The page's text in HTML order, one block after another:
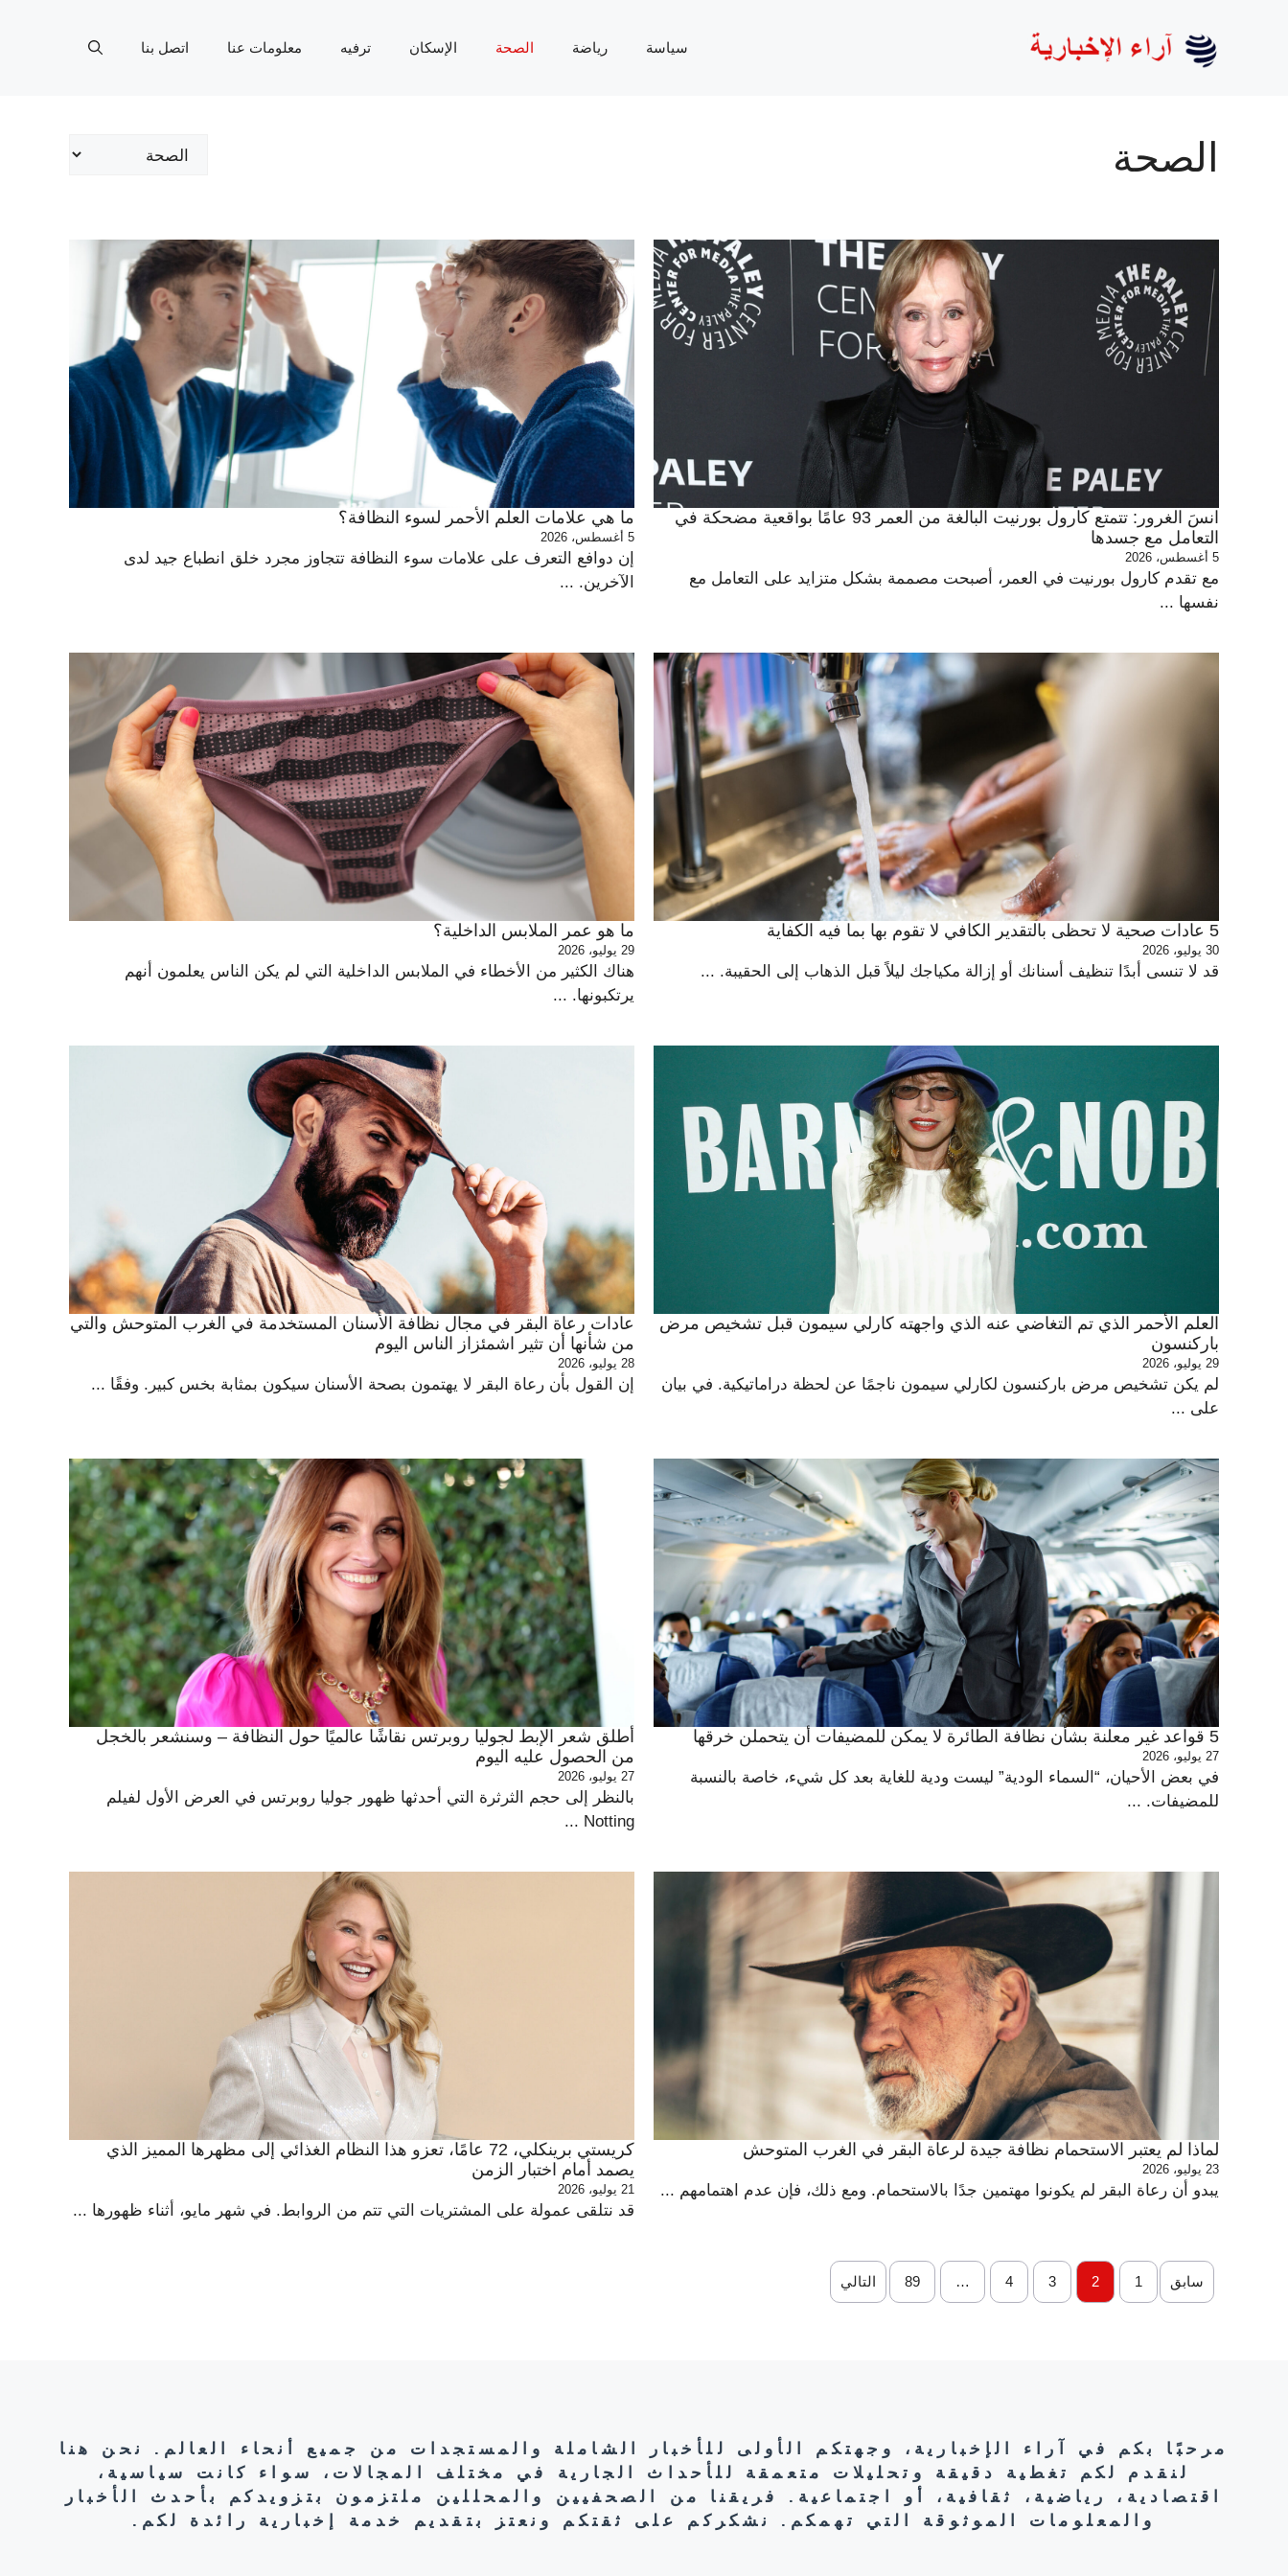
سياسة رياضة الصحة الإسكان ترفيه معلومات عنا اتصل بنا
الصحة تصنيفات
انسَ الغرور: تتمتع كارول بورنيت البالغة من العمر 93 عامًا بواقعية مضحكة في
التعامل مع جسدها
5 أغسطس، 2026
مع تقدم كارول بورنيت في العمر، أصبحت مصممة بشكل متزايد على التعامل مع
نفسها ...
ما هي علامات العلم الأحمر لسوء النظافة؟
5 أغسطس، 2026
إن دوافع التعرف على علامات سوء النظافة تتجاوز مجرد خلق انطباع جيد لدى
الآخرين. ...
5 عادات صحية لا تحظى بالتقدير الكافي لا تقوم بها بما فيه الكفاية
30 يوليو، 2026
قد لا تنسى أبدًا تنظيف أسنانك أو إزالة مكياجك ليلاً قبل الذهاب إلى الحقيبة. ...
ما هو عمر الملابس الداخلية؟
29 يوليو، 2026
هناك الكثير من الأخطاء في الملابس الداخلية التي لم يكن الناس يعلمون أنهم
يرتكبونها. ...
العلم الأحمر الذي تم التغاضي عنه الذي واجهته كارلي سيمون قبل تشخيص مرض
باركنسون
29 يوليو، 2026
لم يكن تشخيص مرض باركنسون لكارلي سيمون ناجمًا عن لحظة دراماتيكية. في بيان
على ...
عادات رعاة البقر في مجال نظافة الأسنان المستخدمة في الغرب المتوحش والتي
من شأنها أن تثير اشمئزاز الناس اليوم
28 يوليو، 2026
إن القول بأن رعاة البقر لا يهتمون بصحة الأسنان سيكون بمثابة بخس كبير. وفقًا ...
5 قواعد غير معلنة بشأن نظافة الطائرة لا يمكن للمضيفات أن يتحملن خرقها
27 يوليو، 2026
في بعض الأحيان، “السماء الودية” ليست ودية للغاية بعد كل شيء، خاصة بالنسبة
للمضيفات. ...
أطلق شعر الإبط لجوليا روبرتس نقاشًا عالميًا حول النظافة – وسنشعر بالخجل
من الحصول عليه اليوم
27 يوليو، 2026
بالنظر إلى حجم الثرثرة التي أحدثها ظهور جوليا روبرتس في العرض الأول لفيلم
Notting ...
لماذا لم يعتبر الاستحمام نظافة جيدة لرعاة البقر في الغرب المتوحش
23 يوليو، 2026
يبدو أن رعاة البقر لم يكونوا مهتمين جدًا بالاستحمام. ومع ذلك، فإن عدم اهتمامهم ...
كريستي برينكلي، 72 عامًا، تعزو هذا النظام الغذائي إلى مظهرها المميز الذي
يصمد أمام اختبار الزمن
21 يوليو، 2026
قد نتلقى عمولة على المشتريات التي تتم من الروابط. في شهر مايو، أثناء ظهورها ...
سابق 1
2
3
4
…
89 التالي
مرحبًا بكم في آراء الإخبارية، وجهتكم الأولى للأخبار الشاملة والمستجدات من جميع أنحاء العالم. نحن هنا
لنقدم لكم تغطية دقيقة وتحليلات متعمقة للأحداث الجارية في مختلف المجالات، سواء كانت سياسية،
اقتصادية، رياضية، ثقافية، أو اجتماعية. فريقنا من الصحفيين والمحللين ملتزمون بتزويدكم بأحدث الأخبار
والمعلومات الموثوقة التي تهمكم. نشكركم على ثقتكم ونعتز بتقديم خدمة إخبارية رائدة لكم.